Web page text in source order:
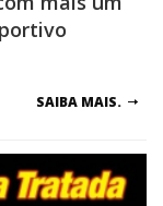
SAIBA MAIS.